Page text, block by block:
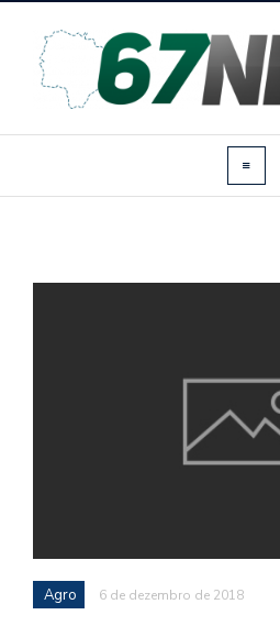
Agro 6 de dezembro de 2018